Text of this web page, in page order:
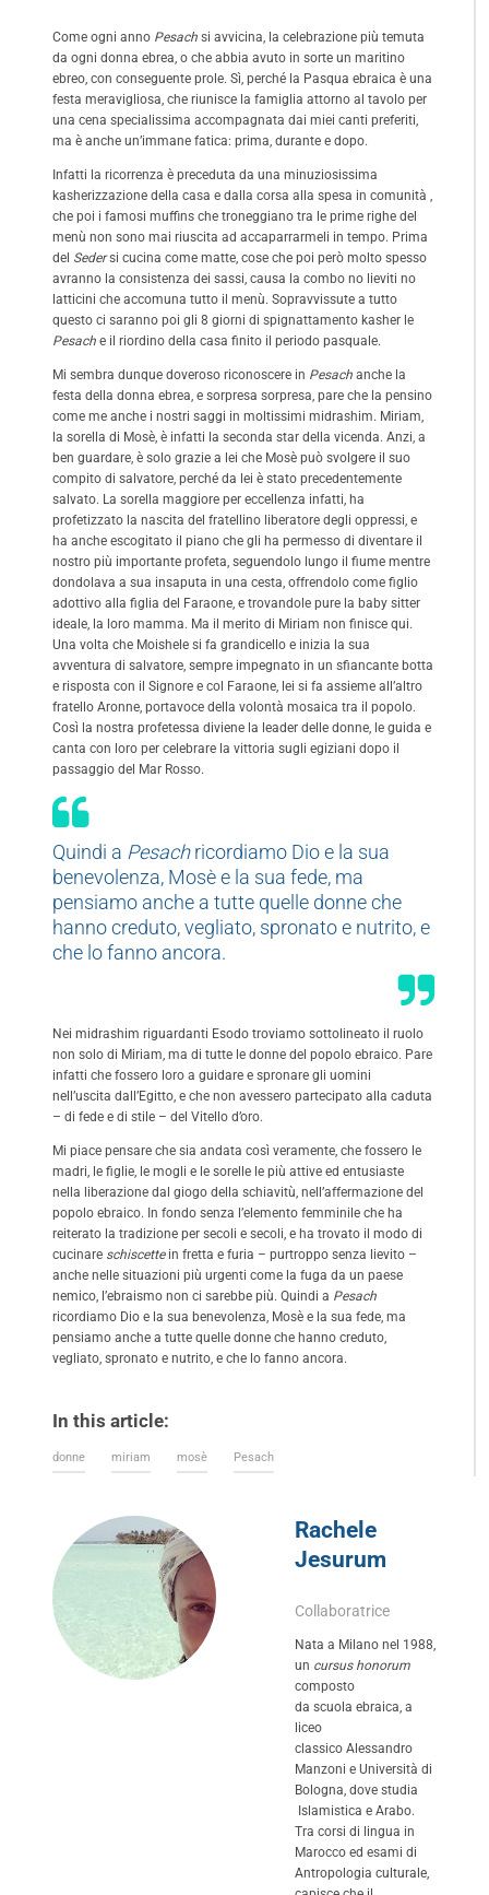
Come ogni anno Pesach si avvicina, la celebrazione più temuta
da ogni donna ebrea, o che abbia avuto in sorte un maritino
ebreo, con conseguente prole. Sì, perché la Pasqua ebraica è una
festa meravigliosa, che riunisce la famiglia attorno al tavolo per
una cena specialissima accompagnata dai miei canti preferiti,
ma è anche un’immane fatica: prima, durante e dopo.
Infatti la ricorrenza è preceduta da una minuziosissima
kasherizzazione della casa e dalla corsa alla spesa in comunità ,
che poi i famosi muffins che troneggiano tra le prime righe del
menù non sono mai riuscita ad accaparrarmeli in tempo. Prima
del Sedersi cucina come matte, cose che poi però molto spesso
avranno la consistenza dei sassi, causa la combo no lieviti no
latticini che accomuna tutto il menù. Sopravvissute a tutto
questo ci saranno poi gli 8 giorni di spignattamento kasher le
Pesach e il riordino della casa finito il periodo pasquale.
Mi sembra dunque doveroso riconoscere in Pesach anche la
festa della donna ebrea, e sorpresa sorpresa, pare che la pensino
come me anche i nostri saggi in moltissimi midrashim. Miriam,
la sorella di Mosè, è infatti la seconda star della vicenda. Anzi, a
ben guardare, è solo grazie a lei che Mosè può svolgere il suo
compito di salvatore, perché da lei è stato precedentemente
salvato. La sorella maggiore per eccellenza infatti, ha
profetizzato la nascita del fratellino liberatore degli oppressi, e
ha anche escogitato il piano che gli ha permesso di diventare il
nostro più importante profeta, seguendolo lungo il fiume mentre
dondolava a sua insaputa in una cesta, offrendolo come figlio
adottivo alla figlia del Faraone, e trovandole pure la baby sitter
ideale, la loro mamma. Ma il merito di Miriam non finisce qui.
Una volta che Moishele si fa grandicello e inizia la sua
avventura di salvatore, sempre impegnato in un sfiancante botta
e risposta con il Signore e col Faraone, lei si fa assieme all’altro
fratello Aronne, portavoce della volontà mosaica tra il popolo.
Così la nostra profetessa diviene la leader delle donne, le guida e
canta con loro per celebrare la vittoria sugli egiziani dopo il
passaggio del Mar Rosso.
Quindi a Pesachricordiamo Dio e la sua
benevolenza, Mosè e la sua fede, ma
pensiamo anche a tutte quelle donne che
hanno creduto, vegliato, spronato e nutrito, e
che lo fanno ancora.
Nei midrashim riguardanti Esodo troviamo sottolineato il ruolo
non solo di Miriam, ma di tutte le donne del popolo ebraico. Pare
infatti che fossero loro a guidare e spronare gli uomini
nell’uscita dall’Egitto, e che non avessero partecipato alla caduta
– di fede e di stile – del Vitello d’oro.
Mi piace pensare che sia andata così veramente, che fossero le
madri, le figlie, le mogli e le sorelle le più attive ed entusiaste
nella liberazione dal giogo della schiavitù, nell’affermazione del
popolo ebraico. In fondo senza l’elemento femminile che ha
reiterato la tradizione per secoli e secoli, e ha trovato il modo di
cucinare schiscettein fretta e furia – purtroppo senza lievito –
anche nelle situazioni più urgenti come la fuga da un paese
nemico, l’ebraismo non ci sarebbe più. Quindi a Pesach
ricordiamo Dio e la sua benevolenza, Mosè e la sua fede, ma
pensiamo anche a tutte quelle donne che hanno creduto,
vegliato, spronato e nutrito, e che lo fanno ancora.
In this article:
donne miriam mosè Pesach
Rachele
Jesurum
Collaboratrice
Nata a Milano nel 1988,
un cursus honorum
composto
da scuola ebraica, a
liceo
classico Alessandro
Manzoni e Università di
Bologna, dove studia
Islamistica e Arabo.
Tra corsi di lingua in
Marocco ed esami di
Antropologia culturale,